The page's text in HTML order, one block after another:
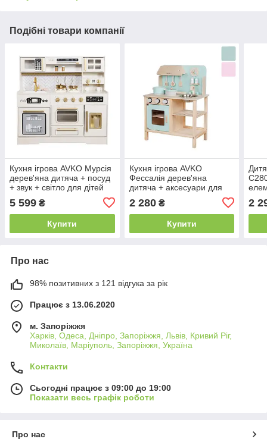
Подібні товари компанії
Кухня ігрова AVKO Мурсія
дерев'яна дитяча + посуд
+ звук + світло для дітей
5 599 ₴
Купити
Кухня ігрова AVKO
Фессалія дерев'яна
дитяча + аксесуари для
2 280₴
Купити
2
Про нас
98% позитивних з 121 відгука за рік
Працює з 13.06.2020
м. Запоріжжя
Харків, Одеса, Дніпро, Запоріжжя, Львів, Кривий Ріг,
Миколаїв, Маріуполь, Запоріжжя, Україна
Контакти
Сьогодні працює з 09:00 до 19:00
Показати весь графік роботи
Про нас